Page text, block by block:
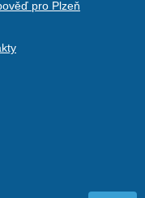
pro Plzeň